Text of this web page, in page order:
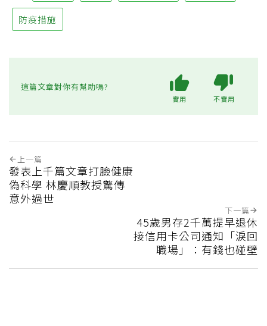
防疫措施
這篇文章對你有幫助嗎?
實用 不實用
上一篇
發表上千篇文章打臉健康
偽科學 林慶順教授驚傳
意外過世
下一篇
45歲男存2千萬提早退休
接信用卡公司通知「淚回
職場」：有錢也碰壁